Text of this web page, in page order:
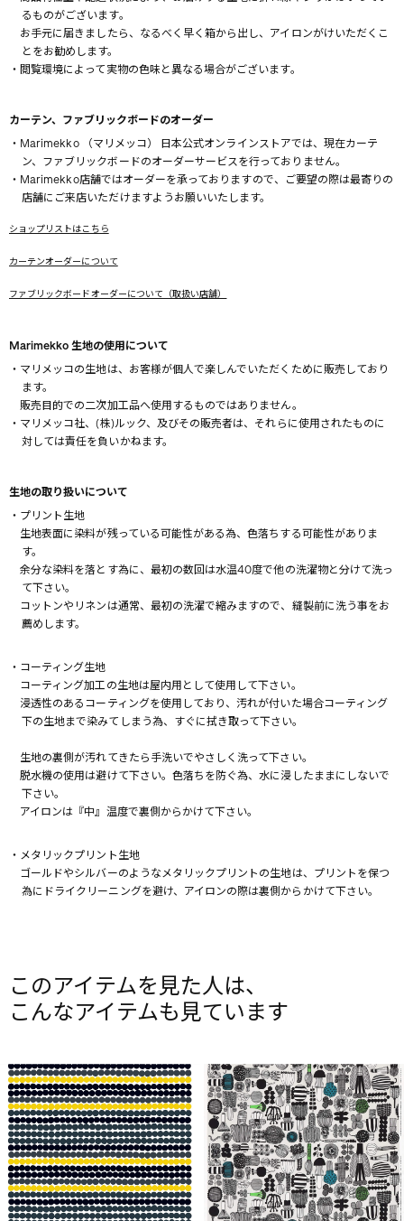
るものがございます。
お手元に届きましたら、なるべく早く箱から出し、アイロンがけいただくこ
とをお勧めします。
・閲覧環境によって実物の色味と異なる場合がございます。
カーテン、ファブリックボードのオーダー
・Marimekko （マリメッコ） 日本公式オンラインストアでは、現在カーテ
ン、ファブリックボードのオーダーサービスを行っておりません。
・Marimekko店舗ではオーダーを承っておりますので、ご要望の際は最寄りの
店舗にご来店いただけますようお願いいたします。
ショップリストはこちら
カーテンオーダーについて
ファブリックボードオーダーについて（取扱い店舗）
Marimekko 生地の使用について
・マリメッコの生地は、お客様が個人で楽しんでいただくために販売しており
ます。
販売目的での二次加工品へ使用するものではありません。
・マリメッコ社、(株)ルック、及びその販売者は、それらに使用されたものに
対しては責任を負いかねます。
生地の取り扱いについて
・プリント生地
生地表面に染料が残っている可能性がある為、色落ちする可能性がありま
す。
余分な染料を落とす為に、最初の数回は水温40度で他の洗濯物と分けて洗っ
て下さい。
コットンやリネンは通常、最初の洗濯で縮みますので、縫製前に洗う事をお
薦めします。
・コーティング生地
コーティング加工の生地は屋内用として使用して下さい。
浸透性のあるコーティングを使用しており、汚れが付いた場合コーティング
下の生地まで染みてしまう為、すぐに拭き取って下さい。
生地の裏側が汚れてきたら手洗いでやさしく洗って下さい。
脱水機の使用は避けて下さい。色落ちを防ぐ為、水に浸したままにしないで
下さい。
アイロンは『中』温度で裏側からかけて下さい。
・メタリックプリント生地
ゴールドやシルバーのようなメタリックプリントの生地は、プリントを保つ
為にドライクリーニングを避け、アイロンの際は裏側からかけて下さい。
このアイテムを見た人は、
こんなアイテムも見ています